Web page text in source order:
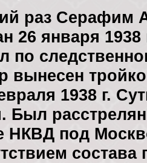
раз Серафим
26 января 1938
по
вынесен
1938 г.
Был
НКВД под